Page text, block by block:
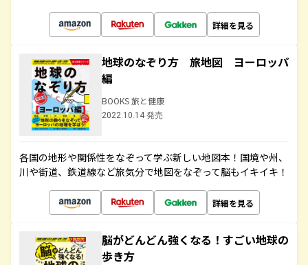
詳細を見る
地球のなぞり方 旅地図 ヨーロッパ
編
BOOKS 旅と健康
2022.10.14 発売
各国の地形や関係性をなぞって学ぶ新しい地図本！国境や州、
川や街道、鉄道線など旅気分で地図をなぞって脳もイキイキ！
詳細を見る
脳がどんどん強くなる！すごい地球の
歩き方